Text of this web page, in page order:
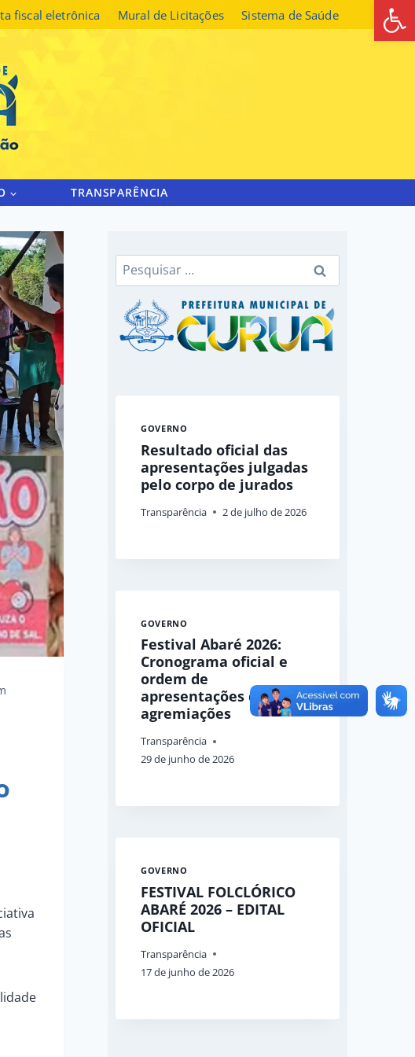
fiscal eletrônica Mural de Licitações Sistema de Saúde
TRANSPARÊNCIA
Pesquisar
por:
GOVERNO
Resultado oficial das
apresentações julgadas
pelo corpo de jurados
Transparência 2 de julho de 2026
GOVERNO
Festival Abaré 2026:
Cronograma oficial e
ordem de
apresentações das
agremiações
Transparência
29 de junho de 2026
GOVERNO
FESTIVAL FOLCLÓRICO
ABARÉ 2026 – EDITAL
OFICIAL
Transparência
17 de junho de 2026